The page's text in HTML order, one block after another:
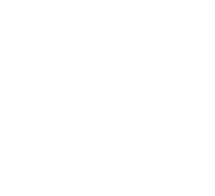
Con estas
distribuidos en
públicas o
experiencia